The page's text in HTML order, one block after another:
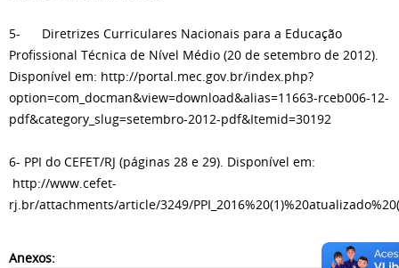
5- Diretrizes Curriculares Nacionais para a Educação
Profissional Técnica de Nível Médio (20 de setembro de 2012).
Disponível em: http://portal.mec.gov.br/index.php?
option=com_docman&view=download&alias=11663-rceb006-12-
pdf&category_slug=setembro-2012-pdf&Itemid=30192
6- PPI do CEFET/RJ (páginas 28 e 29). Disponível em:
http://www.cefet-
rj.br/attachments/article/3249/
Anexos: